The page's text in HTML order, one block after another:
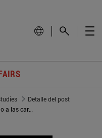
Detalle del post
Transporte de droga: del narcosubmarino a las cargas con GPS